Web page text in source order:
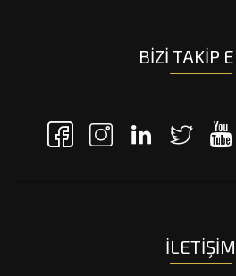
BIZI TAKIP
İLETIŞIM